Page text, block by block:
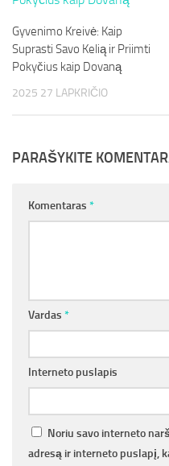
Gyvenimo Kreivė: Kaip
Suprasti Savo Kelią ir Priimti
Pokyčius kaip Dovaną
2025 27 LAPKRIČIO
PARAŠYKITE
Komentaras *
Vardas *
Interneto puslapis
Noriu savo interneto
adresą ir interneto puslapį,